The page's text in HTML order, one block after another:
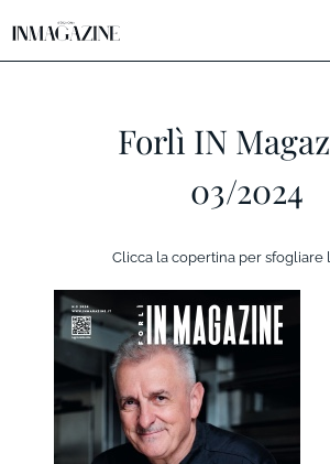
Forlì IN
03/2024
Clicca la copertina per sfogliare